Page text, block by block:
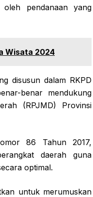
pendanaan yang
Wisata 2024
disusun dalam RKPD
benar mendukung
(RPJMD) Provinsi
86 Tahun 2017,
daerah guna
optimal.
untuk merumuskan